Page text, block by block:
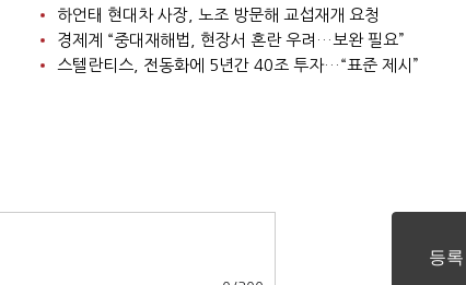
하언태 현대차 사장, 노조 방문해 교섭재개 요청
경제계 “중대재해법, 현장서 혼란 우려…보완 필요”
스텔란티스, 전동화에 5년간 40조 투자…“표준 제시”